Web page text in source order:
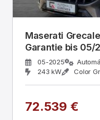
Maserati
Garantie bis 05/
05-2025
243 kW
Color
72.539 €